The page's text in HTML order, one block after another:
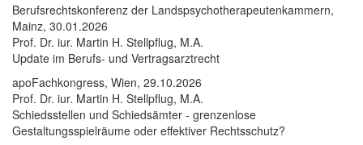
Berufsrechtskonferenz der Landspsychotherapeutenkammern,
Mainz, 30.01.2026
Prof. Dr. iur. Martin H. Stellpflug, M.A.
Update im Berufs- und Vertragsarztrecht
apoFachkongress, Wien, 29.10.2026
Prof. Dr. iur. Martin H. Stellpflug, M.A.
Schiedsstellen und Schiedsämter - grenzenlose
Gestaltungsspielräume oder effektiver Rechtsschutz?